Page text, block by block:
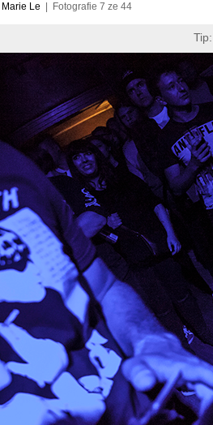
Marie Le | Fotografie 7 ze 44